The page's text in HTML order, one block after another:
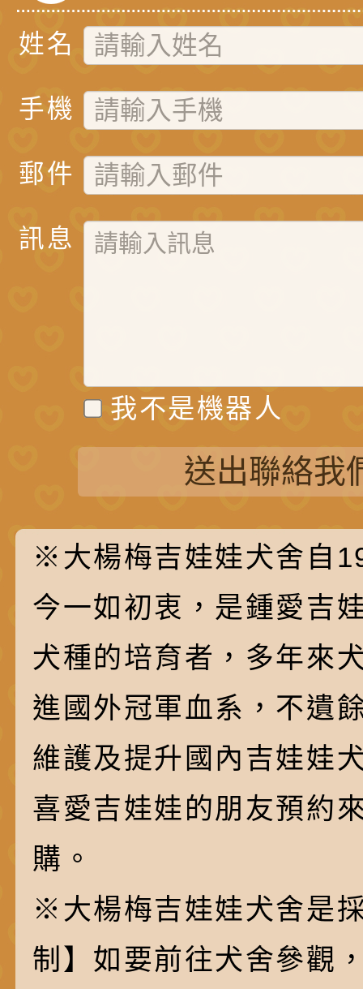
姓名
手機
郵件
訊息
我不是機器人
送出聯絡我
※大楊梅吉娃娃犬舍自
今一如初衷，是鍾愛吉
犬種的培育者，多年來
進國外冠軍血系，不遺
維護及提升國內吉娃娃
喜愛吉娃娃的朋友預約
購。
※大楊梅吉娃娃犬舍是
制】如要前往犬舍參觀